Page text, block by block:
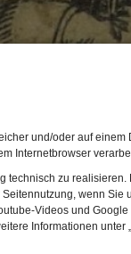
und/oder auf einem
Internetbrowser
technisch zu realisieren.
wenn Sie
Videos und
Informationen unter
set out clear